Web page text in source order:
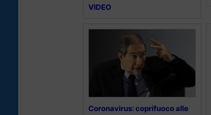
VIDEO
Coronavirus: coprifuoco alle